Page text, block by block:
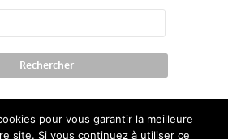
pour vous garantir la meilleure
site. Si vous continuez à utiliser ce